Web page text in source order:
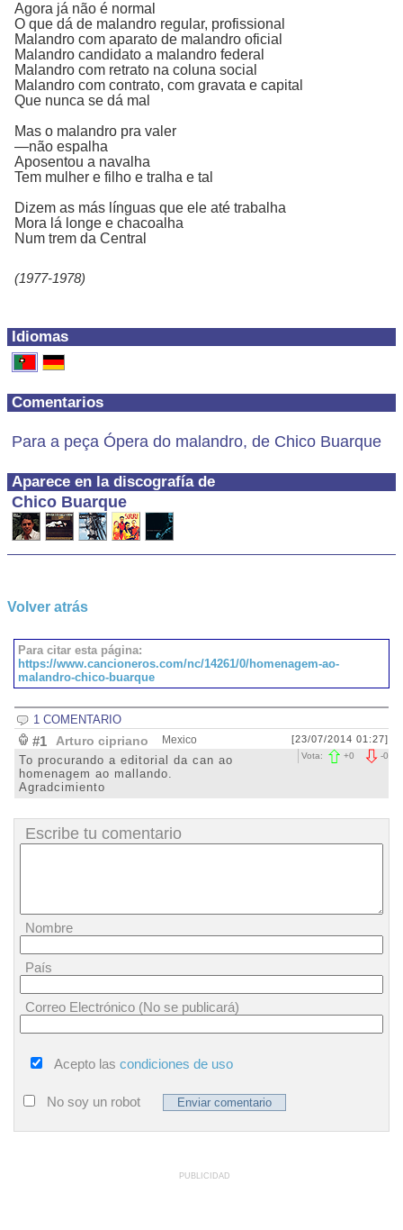
Idiomas
Comentarios
Para a peça Ópera do malandro, de Chico Buarque
Aparece en la discografía de
Chico Buarque
Agora já não é normal
O que dá de malandro regular, profissional
Malandro com aparato de malandro oficial
Malandro candidato a malandro federal
Malandro com retrato na coluna social
Malandro com contrato, com gravata e capital
Que nunca se dá mal
Mas o malandro pra valer
—não espalha
Aposentou a navalha
Tem mulher e filho e tralha e tal
Dizem as más línguas que ele até trabalha
Mora lá longe e chacoalha
Num trem da Central
(1977-1978)
Volver atrás
Para citar esta página:
https://www.cancioneros.com/nc/14261/0/homenagem-ao-
malandro-chico-buarque
1 COMENTARIO
#1 Arturo cipriano Mexico [23/07/2014 01:27]
-0
Vota: +0
To procurando a editorial da can ao
homenagem ao mallando.
Agradcimiento
Escribe tu comentario
Nombre
País
Correo Electrónico (No se publicará)
Acepto las condiciones de uso
No soy un robot
PUBLICIDAD